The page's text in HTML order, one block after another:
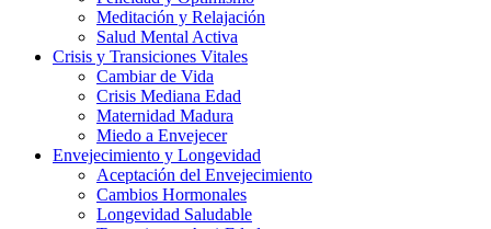
Meditación y Relajación
Salud Mental Activa
Crisis y Transiciones Vitales
Cambiar de Vida
Crisis Mediana Edad
Maternidad Madura
Miedo a Envejecer
Envejecimiento y Longevidad
Aceptación del Envejecimiento
Cambios Hormonales
Longevidad Saludable